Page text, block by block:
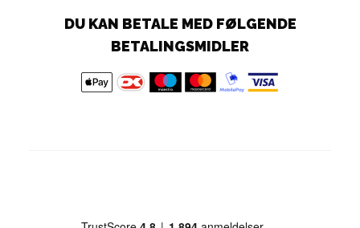
DU KAN BETALE MED FØLGENDE
BETALINGSMIDLER